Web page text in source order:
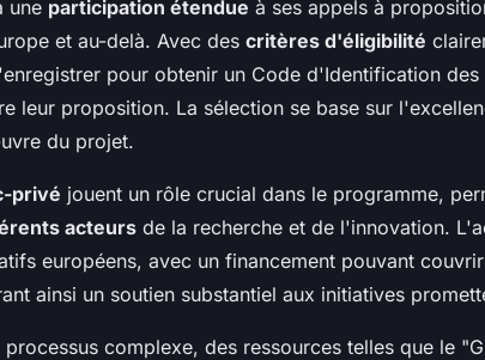
une participation étendue à ses appels à
et au-delà. Avec des critères d'éligibilité
pour obtenir un Code d'Identification des
leur proposition. La sélection se base sur
du projet.
privé jouent un rôle crucial dans le programme,
acteurs de la recherche et de l'innovation.
européens, avec un financement pouvant
ainsi un soutien substantiel aux initiatives
complexe, des ressources telles que le